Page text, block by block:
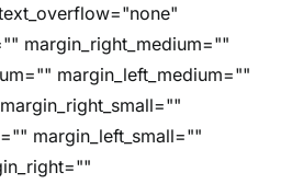
margin_right_medium=""
margin_left_medium=""
margin_left_small=""